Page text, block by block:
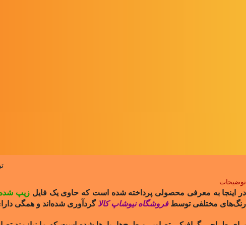
توضیحات
در اینجا به معرفی محصولی پرداخته شده است که حاوی یک فایل زیپ
رنگ‌های مختلفی توسطفروشگاه نیوشاپ کالا گردآوری شده‌اند و همگی